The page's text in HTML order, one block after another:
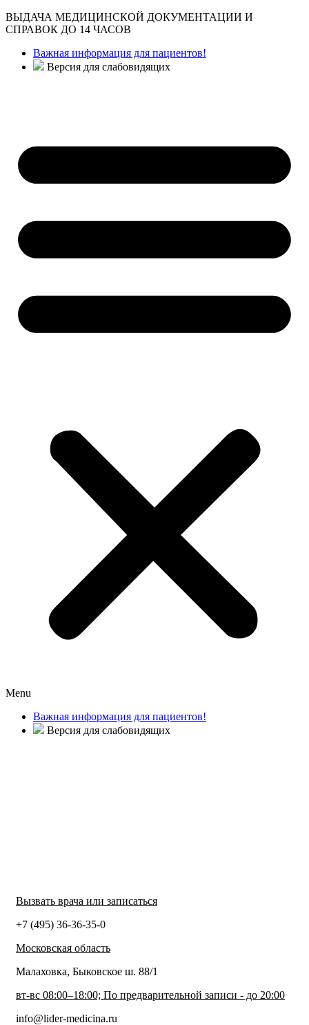
ВЫДАЧА МЕДИЦИНСКОЙ ДОКУМЕНТАЦИИ И
СПРАВОК ДО 14 ЧАСОВ
Важная информация для пациентов!
Версия для слабовидящих
Menu
Важная информация для пациентов!
Версия для слабовидящих
Вызвать врача или записаться
+7 (495) 36-36-35-0
Московская область
Малаховка, Быковское ш. 88/1
вт-вс 08:00–18:00; По предварительной записи - до 20:00
info@lider-medicina.ru